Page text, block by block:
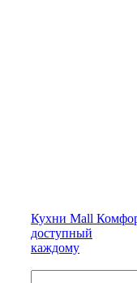
Кухни Mall
доступный
каждому